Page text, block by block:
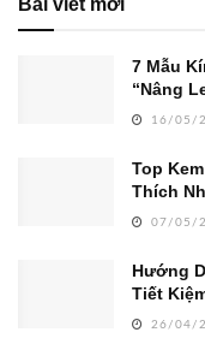
7 Mẫu
“Nâng
16/05/
Top
Thích
07/05/
Hướng
Tiết
26/04/